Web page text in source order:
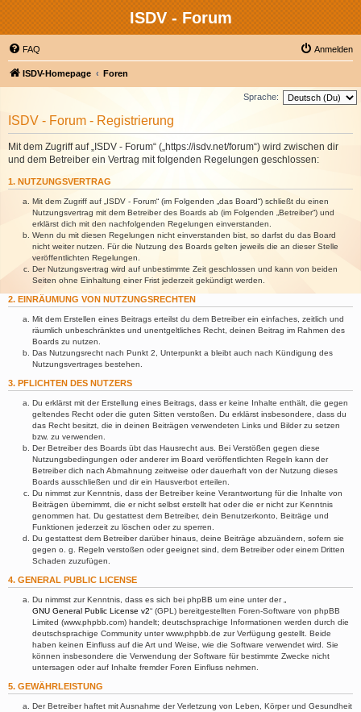
ISDV - Forum
FAQ Anmelden
ISDV-Homepage Foren
Sprache:
ISDV - Forum - Registrierung
Mit dem Zugriff auf „ISDV - Forum“ („https://isdv.net/forum“) wird zwischen dir
und dem Betreiber ein Vertrag mit folgenden Regelungen geschlossen:
1. NUTZUNGSVERTRAG
Mit dem Zugriff auf „ISDV - Forum“ (im Folgenden „das Board“) schließt du einen
Nutzungsvertrag mit dem Betreiber des Boards ab (im Folgenden „Betreiber“) und
erklärst dich mit den nachfolgenden Regelungen einverstanden.
Wenn du mit diesen Regelungen nicht einverstanden bist, so darfst du das Board
nicht weiter nutzen. Für die Nutzung des Boards gelten jeweils die an dieser Stelle
veröffentlichten Regelungen.
Der Nutzungsvertrag wird auf unbestimmte Zeit geschlossen und kann von beiden
Seiten ohne Einhaltung einer Frist jederzeit gekündigt werden.
2. EINRÄUMUNG VON NUTZUNGSRECHTEN
Mit dem Erstellen eines Beitrags erteilst du dem Betreiber ein einfaches, zeitlich und
räumlich unbeschränktes und unentgeltliches Recht, deinen Beitrag im Rahmen des
Boards zu nutzen.
Das Nutzungsrecht nach Punkt 2, Unterpunkt a bleibt auch nach Kündigung des
Nutzungsvertrages bestehen.
3. PFLICHTEN DES NUTZERS
Du erklärst mit der Erstellung eines Beitrags, dass er keine Inhalte enthält, die gegen
geltendes Recht oder die guten Sitten verstoßen. Du erklärst insbesondere, dass du
das Recht besitzt, die in deinen Beiträgen verwendeten Links und Bilder zu setzen
bzw. zu verwenden.
Der Betreiber des Boards übt das Hausrecht aus. Bei Verstößen gegen diese
Nutzungsbedingungen oder anderer im Board veröffentlichten Regeln kann der
Betreiber dich nach Abmahnung zeitweise oder dauerhaft von der Nutzung dieses
Boards ausschließen und dir ein Hausverbot erteilen.
Du nimmst zur Kenntnis, dass der Betreiber keine Verantwortung für die Inhalte von
Beiträgen übernimmt, die er nicht selbst erstellt hat oder die er nicht zur Kenntnis
genommen hat. Du gestattest dem Betreiber, dein Benutzerkonto, Beiträge und
Funktionen jederzeit zu löschen oder zu sperren.
Du gestattest dem Betreiber darüber hinaus, deine Beiträge abzuändern, sofern sie
gegen o. g. Regeln verstoßen oder geeignet sind, dem Betreiber oder einem Dritten
Schaden zuzufügen.
4. GENERAL PUBLIC LICENSE
Du nimmst zur Kenntnis, dass es sich bei phpBB um eine unter der „
GNU General Public License v2“ (GPL) bereitgestellten Foren-Software von phpBB
Limited (www.phpbb.com) handelt; deutschsprachige Informationen werden durch die
deutschsprachige Community unter www.phpbb.de zur Verfügung gestellt. Beide
haben keinen Einfluss auf die Art und Weise, wie die Software verwendet wird. Sie
können insbesondere die Verwendung der Software für bestimmte Zwecke nicht
untersagen oder auf Inhalte fremder Foren Einfluss nehmen.
5. GEWÄHRLEISTUNG
Der Betreiber haftet mit Ausnahme der Verletzung von Leben, Körper und Gesundheit